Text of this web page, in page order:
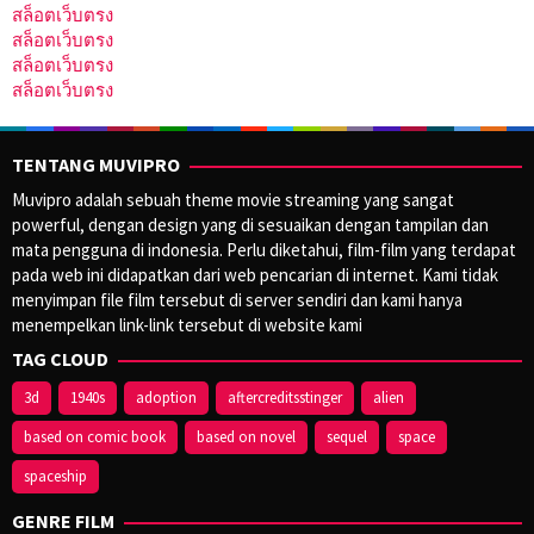
สล็อตเว็บตรง
สล็อตเว็บตรง
สล็อตเว็บตรง
สล็อตเว็บตรง
TENTANG MUVIPRO
Muvipro adalah sebuah theme movie streaming yang sangat
powerful, dengan design yang di sesuaikan dengan tampilan dan
mata pengguna di indonesia. Perlu diketahui, film-film yang terdapat
pada web ini didapatkan dari web pencarian di internet. Kami tidak
menyimpan file film tersebut di server sendiri dan kami hanya
menempelkan link-link tersebut di website kami
TAG CLOUD
3d 1940s adoption aftercreditsstinger
alien
based on comic book
based on novel sequel
space
spaceship
GENRE FILM